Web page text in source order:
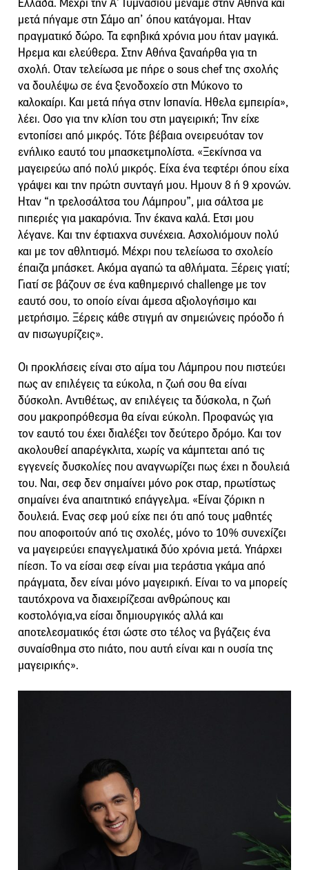
μετά πήγαμε στη Σάμο απ’ όπου κατάγομαι. Ηταν
πραγματικό δώρο. Τα εφηβικά χρόνια μου ήταν μαγικά.
Ηρεμα και ελεύθερα. Στην Αθήνα ξαναήρθα για τη
σχολή. Οταν τελείωσα με πήρε ο sous chef της σχολής
να δουλέψω σε ένα ξενοδοχείο στη Μύκονο το
καλοκαίρι. Και μετά πήγα στην Ισπανία. Ηθελα εμπειρία»,
λέει. Οσο για την κλίση του στη μαγειρική; Την είχε
εντοπίσει από μικρός. Τότε βέβαια ονειρευόταν τον
ενήλικο εαυτό του μπασκετμπολίστα. «Ξεκίνησα να
μαγειρεύω από πολύ μικρός. Είχα ένα τεφτέρι όπου είχα
γράψει και την πρώτη συνταγή μου. Ημουν 8 ή 9 χρονών.
Ηταν “η τρελοσάλτσα του Λάμπρου”, μια σάλτσα με
πιπεριές για μακαρόνια. Την έκανα καλά. Ετσι μου
λέγανε. Και την έφτιαχνα συνέχεια. Ασχολιόμουν πολύ
και με τον αθλητισμό. Μέχρι που τελείωσα το σχολείο
έπαιζα μπάσκετ. Ακόμα αγαπώ τα αθλήματα. Ξέρεις γιατί;
Γιατί σε βάζουν σε ένα καθημερινό challenge με τον
εαυτό σου, το οποίο είναι άμεσα αξιολογήσιμο και
μετρήσιμο. Ξέρεις κάθε στιγμή αν σημειώνεις πρόοδο ή
αν πισωγυρίζεις».
Οι προκλήσεις είναι στο αίμα του Λάμπρου που πιστεύει
πως αν επιλέγεις τα εύκολα, η ζωή σου θα είναι
δύσκολη. Αντιθέτως, αν επιλέγεις τα δύσκολα, η ζωή
σου μακροπρόθεσμα θα είναι εύκολη. Προφανώς για
τον εαυτό του έχει διαλέξει τον δεύτερο δρόμο. Και τον
ακολουθεί απαρέγκλιτα, χωρίς να κάμπτεται από τις
εγγενείς δυσκολίες που αναγνωρίζει πως έχει η δουλειά
του. Ναι, σεφ δεν σημαίνει μόνο ροκ σταρ, πρωτίστως
σημαίνει ένα απαιτητικό επάγγελμα. «Είναι ζόρικη η
δουλειά. Ενας σεφ μού είχε πει ότι από τους μαθητές
που αποφοιτούν από τις σχολές, μόνο το 10% συνεχίζει
να μαγειρεύει επαγγελματικά δύο χρόνια μετά. Υπάρχει
πίεση. Το να είσαι σεφ είναι μια τεράστια γκάμα από
πράγματα, δεν είναι μόνο μαγειρική. Είναι το να μπορείς
ταυτόχρονα να διαχειρίζεσαι ανθρώπους και
κοστολόγια,να είσαι δημιουργικός αλλά και
αποτελεσματικός έτσι ώστε στο τέλος να βγάζεις ένα
συναίσθημα στο πιάτο, που αυτή είναι και η ουσία της
μαγειρικής».